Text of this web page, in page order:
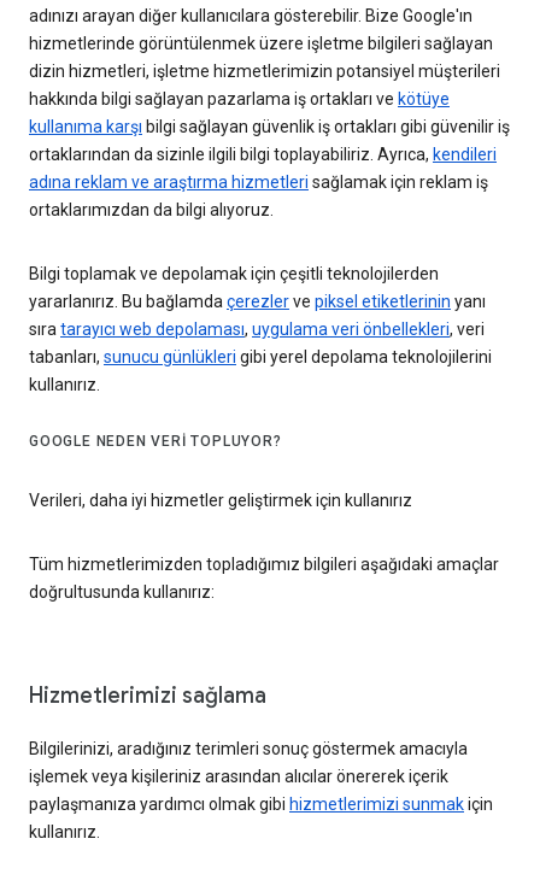
adınızı arayan diğer kullanıcılara gösterebilir. Bize Google'ın
hizmetlerinde görüntülenmek üzere işletme bilgileri sağlayan
dizin hizmetleri, işletme hizmetlerimizin potansiyel müşterileri
hakkında bilgi sağlayan pazarlama iş ortakları ve kötüye
kullanıma karşı bilgi sağlayan güvenlik iş ortakları gibi güvenilir iş
ortaklarından da sizinle ilgili bilgi toplayabiliriz. Ayrıca, kendileri
adına reklam ve araştırma hizmetleri sağlamak için reklam iş
ortaklarımızdan da bilgi alıyoruz.
Bilgi toplamak ve depolamak için çeşitli teknolojilerden
yararlanırız. Bu bağlamdaçerezlerve piksel etiketlerinin yanı
sıratarayıcı web depolaması, uygulama veri önbellekleri, veri
tabanları, sunucu günlükleri gibi yerel depolama teknolojilerini
kullanırız.
GOOGLE NEDEN VERI TOPLUYOR?
Verileri, daha iyi hizmetler geliştirmek için kullanırız
Tüm hizmetlerimizden topladığımız bilgileri aşağıdaki amaçlar
doğrultusunda kullanırız:
Hizmetlerimizi sağlama
Bilgilerinizi, aradığınız terimleri sonuç göstermek amacıyla
işlemek veya kişileriniz arasından alıcılar önererek içerik
paylaşmanıza yardımcı olmak gibi hizmetlerimizi sunmakiçin
kullanırız.